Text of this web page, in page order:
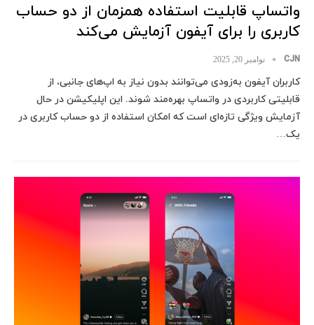
واتساپ قابلیت استفاده همزمان از دو حساب
کاربری را برای آیفون آزمایش می‌کند
CJN نوامبر 20, 2025
کاربران آیفون به‌زودی می‌توانند بدون نیاز به اپ‌های جانبی، از
قابلیتی کاربردی در واتساپ بهره‌مند شوند. این اپلیکیشن در حال
آزمایش ویژگی تازه‌ای است که امکان استفاده از دو حساب کاربری در
یک…